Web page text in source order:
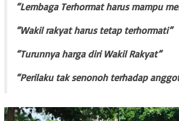
“Lembaga Terhormat harus mampu
“Wakil rakyat harus tetap terhormati”
“Turunnya harga diri Wakil Rakyat”
“Perilaku tak senonoh terhadap